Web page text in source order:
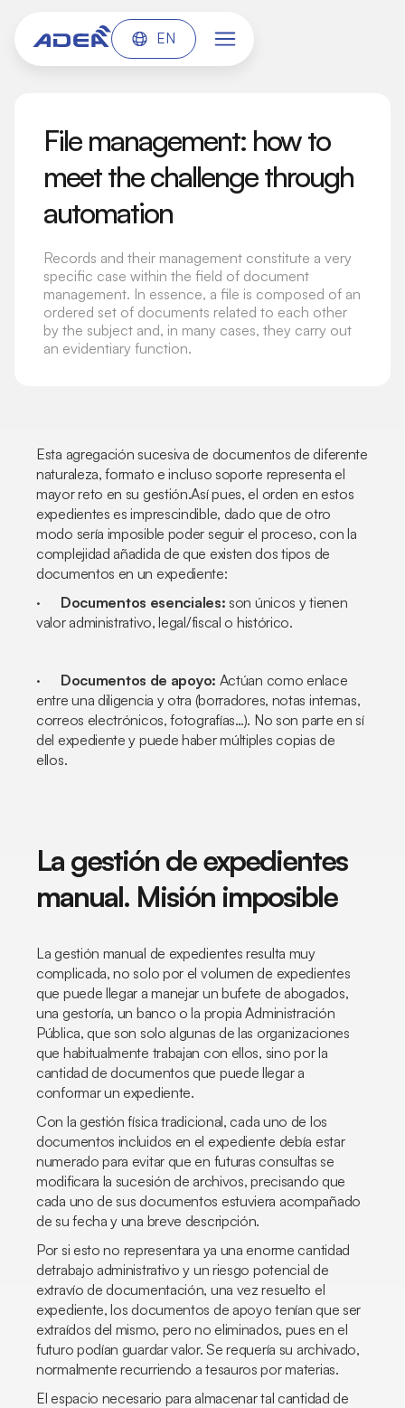
EN
File management: how to
meet the challenge through
automation
Records and their management constitute a very
specific case within the field of document
management. In essence, a file is composed of an
ordered set of documents related to each other
by the subject and, in many cases, they carry out
an evidentiary function.
Esta agregación sucesiva de documentos de diferente
naturaleza, formato e incluso soporte representa el
mayor reto en su gestión.Así pues, el orden en estos
expedientes es imprescindible, dado que de otro
modo sería imposible poder seguir el proceso, con la
complejidad añadida de que existen dos tipos de
documentos en un expediente:
· Documentos esenciales: son únicos y tienen
valor administrativo, legal/fiscal o histórico.
· Documentos de apoyo: Actúan como enlace
entre una diligencia y otra (borradores, notas internas,
correos electrónicos, fotografías…). No son parte en sí
del expediente y puede haber múltiples copias de
ellos.
La gestión de expedientes
manual. Misión imposible
La gestión manual de expedientes resulta muy
complicada, no solo por el volumen de expedientes
que puede llegar a manejar un bufete de abogados,
una gestoría, un banco o la propia Administración
Pública, que son solo algunas de las organizaciones
que habitualmente trabajan con ellos, sino por la
cantidad de documentos que puede llegar a
conformar un expediente.
Con la gestión física tradicional, cada uno de los
documentos incluidos en el expediente debía estar
numerado para evitar que en futuras consultas se
modificara la sucesión de archivos, precisando que
cada uno de sus documentos estuviera acompañado
de su fecha y una breve descripción.
Por si esto no representara ya una enorme cantidad
detrabajo administrativo y un riesgo potencial de
extravío de documentación, una vez resuelto el
expediente, los documentos de apoyo tenían que ser
extraídos del mismo, pero no eliminados, pues en el
futuro podían guardar valor. Se requería su archivado,
normalmente recurriendo a tesauros por materias.
El espacio necesario para almacenar tal cantidad de